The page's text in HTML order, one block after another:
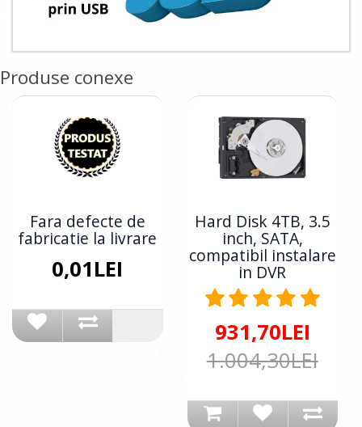
Produse conexe
Fara defecte de
fabricatie la livrare
0,01LEI
Hard Disk 4TB, 3.5
inch, SATA,
compatibil instalare
in DVR
931,70LEI
1.004,30LEI